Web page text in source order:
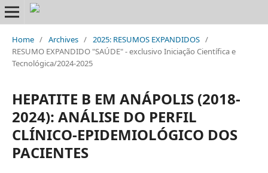
Home / Archives / 2025: RESUMOS EXPANDIDOS /
RESUMO EXPANDIDO "SAÚDE" - exclusivo Iniciação Científica e
Tecnológica/2024-2025
HEPATITE B EM ANÁPOLIS (2018-
2024): ANÁLISE DO PERFIL
CLÍNICO-EPIDEMIOLÓGICO DOS
PACIENTES